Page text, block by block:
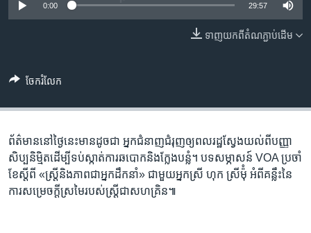
រំលង​
កាន់​
ស្វែង​
0:00 29:57
ទាញ​យក​ពី​តំណភ្ជាប់​ដើម
ចែករំលែក
ព័ត៌មាន​នៅ​ថ្ងៃនេះ​មាន​ដូចជា អ្នកជំនាញ​ជំរុញ​ឲ្យ​ពលរដ្ឋ​ស្វែង​យល់​ពី​​​បញ្ញា​
សិប្បនិម្មិតដើម្បី​ទប់ស្កាត់​ការ​ឆបោក​និងក្លែងបន្លំ។ បទ​សម្ភាសន៍ ​VOA​ ប្រចាំ​
ខែ​ស្តី​ពី «ស្រ្តីនិង​ភាព​ជា​អ្នក​ដឹក​នាំ» ​ជា​មួយ​អ្នក​ស្រី​ ហុក ​ស្រី​ម៉ុំ អំពីគន្លឹះនៃ​
ការ​សម្រេចក្តីស្រមៃរបស់​​ស្ត្រី​ជា​សហគ្រិន៕